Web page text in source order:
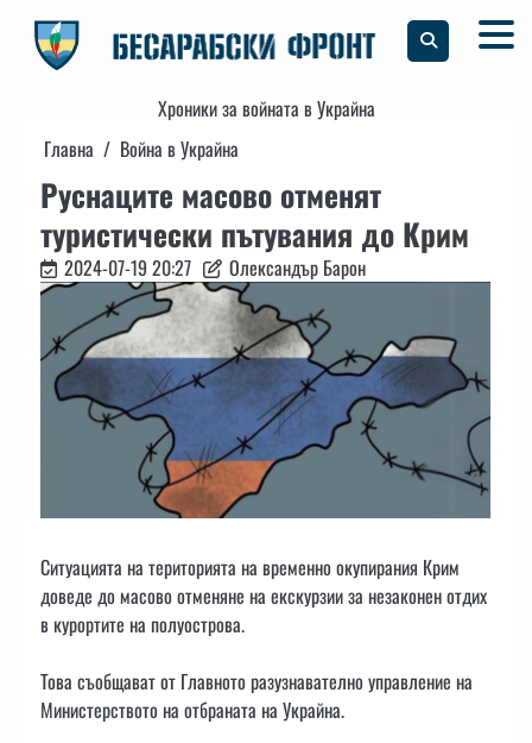
content
Хроники за войната в Украйна
Главна
Война в Украйна
Руснаците масово отменят
туристически пътувания до Крим
2024-07-19 20:27 Олександър Барон
Ситуацията на територията на временно окупирания Крим
доведе до масово отменяне на екскурзии за незаконен отдих
в курортите на полуострова.
Това съобщават от Главното разузнавателно управление на
Министерството на отбраната на Украйна.